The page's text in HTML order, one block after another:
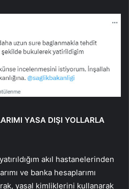
YASA DIŞI YOLLARLA
akıl hastanelerinden
ve banka hesaplarımı
yasal kimliklerini kullanarak